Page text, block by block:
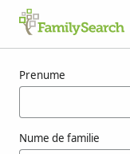
Prenume
Nume de familie